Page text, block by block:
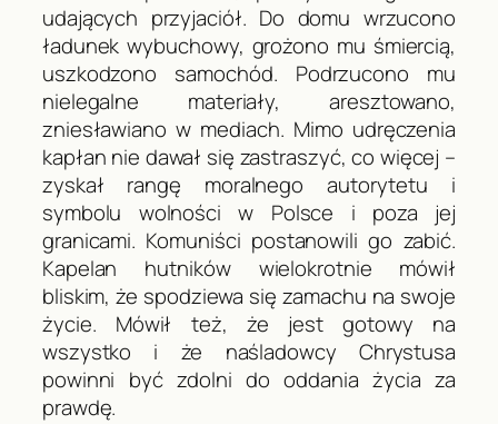
udających przyjaciół. Do domu wrzucono
ładunek wybuchowy, grożono mu śmiercią,
uszkodzono samochód. Podrzucono mu
nielegalne materiały, aresztowano,
zniesławiano w mediach. Mimo udręczenia
kapłan nie dawał się zastraszyć, co więcej –
zyskał rangę moralnego autorytetu i
symbolu wolności w Polsce i poza jej
granicami. Komuniści postanowili go zabić.
Kapelan hutników wielokrotnie mówił
bliskim, że spodziewa się zamachu na swoje
życie. Mówił też, że jest gotowy na
wszystko i że naśladowcy Chrystusa
powinni być zdolni do oddania życia za
prawdę.